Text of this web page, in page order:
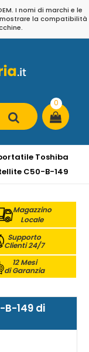
I nomi di marchi e le
la compatibilità
0
Toshiba
C50-B-149
Magazzino
Locale
Supporto
Clienti 24/7
12 Mesi
di Garanzia
149 di